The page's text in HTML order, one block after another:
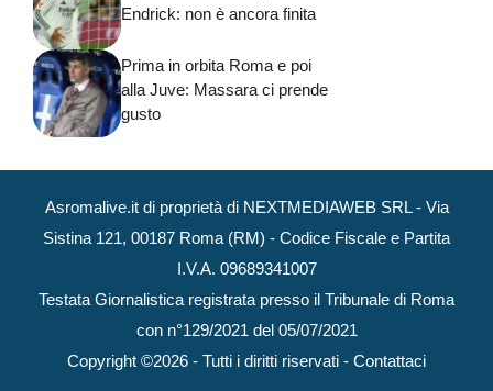
Endrick: non è ancora finita
Prima in orbita Roma e poi
alla Juve: Massara ci prende
gusto
Asromalive.it di proprietà di NEXTMEDIAWEB SRL - Via
Sistina 121, 00187 Roma (RM) - Codice Fiscale e Partita
I.V.A. 09689341007
Testata Giornalistica registrata presso il Tribunale di Roma
con n°129/2021 del 05/07/2021
Copyright ©2026 - Tutti i diritti riservati - Contattaci